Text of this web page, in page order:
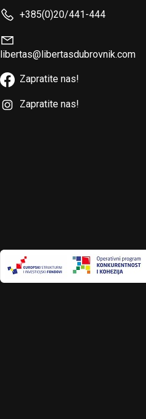
+385(0)20/441-444
libertas@libertasdubrovnik.com
Zapratite nas!
Zapratite nas!